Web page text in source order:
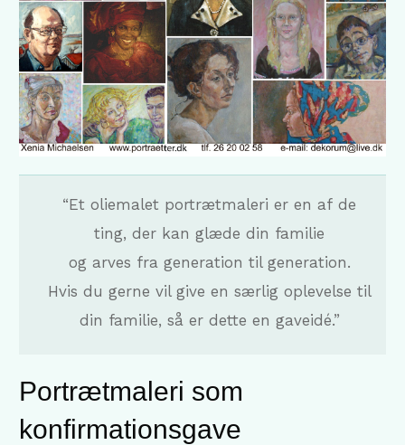
“Et oliemalet portrætmaleri er en af de
ting, der kan glæde din familie
og arves fra generation til generation.
Hvis du gerne vil give en særlig oplevelse til
din familie, så er dette en gaveidé.”
Portrætmaleri som
konfirmationsgave